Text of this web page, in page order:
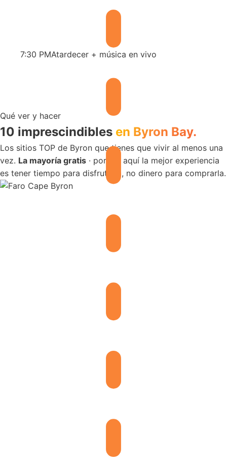
7:30 PMAtardecer + música en vivo
Qué ver y hacer
10 imprescindibles en Byron Bay.
Los sitios TOP de Byron que tienes que vivir al menos una
vez. La mayoría gratis · porque aquí la mejor experiencia
es tener tiempo para disfrutarla, no dinero para comprarla.